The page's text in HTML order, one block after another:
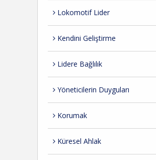
Lokomotif Lider
Kendini Geliştirme
Lidere Bağlılık
Yöneticilerin Duyguları
Korumak
Küresel Ahlak